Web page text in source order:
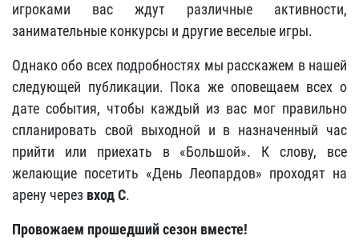
игроками вас ждут различные активности,
занимательные конкурсы и другие веселые игры.
Однако обо всех подробностях мы расскажем в нашей
следующей публикации. Пока же оповещаем всех о
дате события, чтобы каждый из вас мог правильно
спланировать свой выходной и в назначенный час
прийти или приехать в «Большой». К слову, все
желающие посетить «День Леопардов» проходят на
арену через вход С.
Провожаем прошедший сезон вместе!